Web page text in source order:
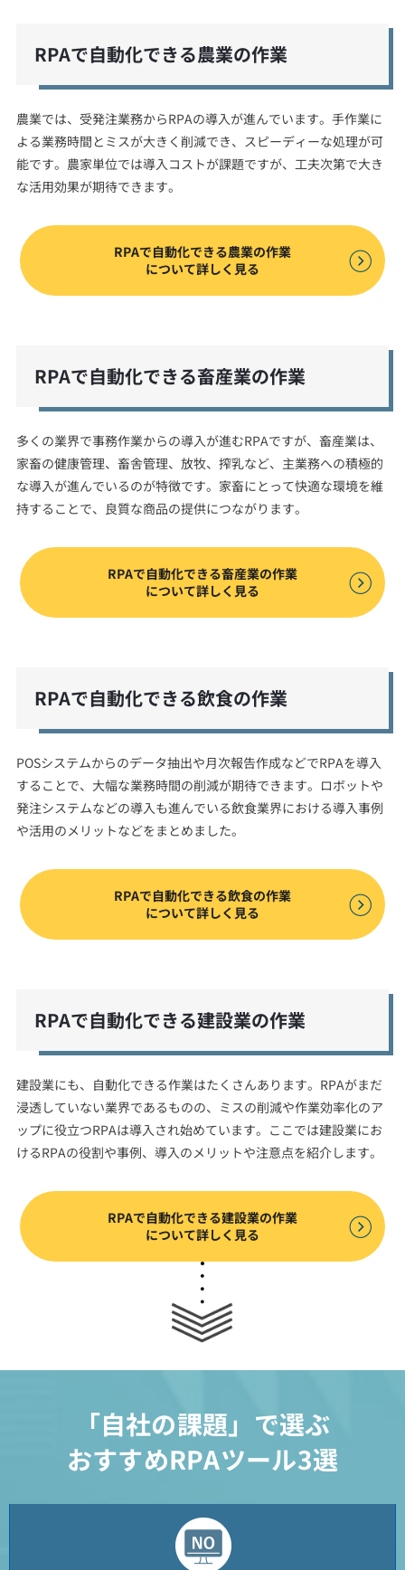
RPAで自動化できる農業の作業
農業では、受発注業務からRPAの導入が進んでいます。手作業に
よる業務時間とミスが大きく削減でき、スピーディーな処理が可
能です。農家単位では導入コストが課題ですが、工夫次第で大き
な活用効果が期待できます。
RPAで自動化できる農業の作業
について詳しく見る
RPAで自動化できる畜産業の作業
多くの業界で事務作業からの導入が進むRPAですが、畜産業は、
家畜の健康管理、畜舎管理、放牧、搾乳など、主業務への積極的
な導入が進んでいるのが特徴です。家畜にとって快適な環境を維
持することで、良質な商品の提供につながります。
RPAで自動化できる畜産業の作業
について詳しく見る
RPAで自動化できる飲食の作業
POSシステムからのデータ抽出や月次報告作成などでRPAを導入
することで、大幅な業務時間の削減が期待できます。ロボットや
発注システムなどの導入も進んでいる飲食業界における導入事例
や活用のメリットなどをまとめました。
RPAで自動化できる飲食の作業
について詳しく見る
RPAで自動化できる建設業の作業
建設業にも、自動化できる作業はたくさんあります。RPAがまだ
浸透していない業界であるものの、ミスの削減や作業効率化のア
ップに役立つRPAは導入され始めています。ここでは建設業にお
けるRPAの役割や事例、導入のメリットや注意点を紹介します。
RPAで自動化できる建設業の作業
について詳しく見る
「自社の課題」で選ぶ
おすすめRPAツール3選